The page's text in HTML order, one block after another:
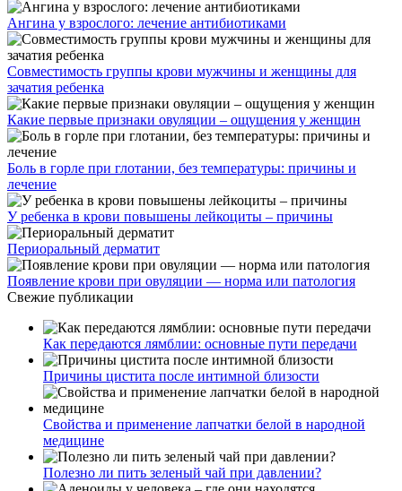
Ангина у взрослого: лечение антибиотиками
Совместимость группы крови мужчины и женщины для
зачатия ребенка
Какие первые признаки овуляции – ощущения у женщин
Боль в горле при глотании, без температуры: причины и
лечение
У ребенка в крови повышены лейкоциты – причины
Периоральный дерматит
Появление крови при овуляции — норма или патология
Свежие публикации
Как передаются лямблии: основные пути передачи
Причины цистита после интимной близости
Свойства и применение лапчатки белой в народной
медицине
Полезно ли пить зеленый чай при давлении?